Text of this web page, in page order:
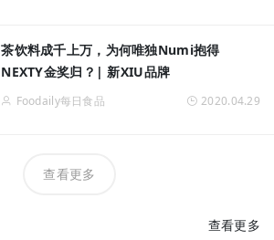
茶饮料成千上万，为何唯独Numi抱得
NEXTY金奖归？| 新XIU品牌
Foodaily每日食品 2020.04.29
查看更多
查看更多